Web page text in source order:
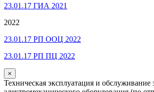
23.01.17 ГИА 2021
2022
23.01.17 РП ООЦ 2022
23.01.17 РП ПЦ 2022
×
Техническая эксплуатация и обслуживание